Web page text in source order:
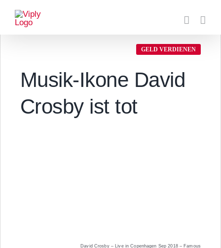
Inhalt
springen
GELD VERDIENEN
Musik-Ikone David
Crosby ist tot
David Crosby – Live in Copenhagen Sep 2018 – Famous